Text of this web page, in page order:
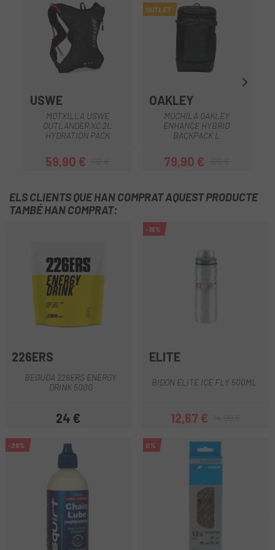
USWE
MOTXILLA USWE
OUTLANDER XC 2L
HYDRATION PACK
Preu
59,90 €Preu regular
OUTLET
OAKLEY
MOCHILA OAKLEY
ENHANCE HYBRID
BACKPACK L
Preu
79,90 €Preu regular
ELS CLIENTS QUE HAN COMPRAT AQUEST PRODUCTE
TAMBÉ HAN COMPRAT:
226ERS
BEGUDA 226ERS ENERGY
DRINK 500G
Preu
24 €
-15%
ELITE
BIDON ELITE ICE FLY 500ML
Preu
12,67 €Preu regular
-26% 0%